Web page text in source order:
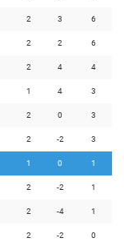
2 3 6
2 2 6
2 4 4
1 4 3
2 0 3
2 -2 3
1 0 1
2 -2 1
2 -4 1
2 -2 0